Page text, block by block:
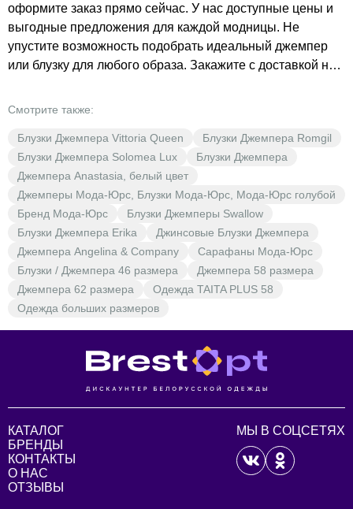
оформите заказ прямо сейчас. У нас доступные цены и
выгодные предложения для каждой модницы. Не
упустите возможность подобрать идеальный джемпер
или блузку для любого образа. Закажите с доставкой на
Добавьте разнообразие в свой гардероб с одеждой от
Смотрите также:
Блузки Джемпера Vittoria Queen
Блузки Джемпера Romgil
Блузки Джемпера Solomea Lux
Блузки Джемпера
Джемпера Anastasia, белый цвет
Джемперы Мода-Юрс, Блузки Мода-Юрс, Мода-Юрс голубой
Бренд Мода-Юрс
Блузки Джемперы Swallow
Блузки Джемпера Erika
Джинсовые Блузки Джемпера
Джемпера Angelina & Company
Сарафаны Мода-Юрс
Блузки / Джемпера 46 размера
Джемпера 58 размера
Джемпера 62 размера
Одежда TAITA PLUS 58
Одежда больших размеров
КАТАЛОГ
БРЕНДЫ
КОНТАКТЫ
О НАС
ОТЗЫВЫ
МЫ В СОЦСЕТЯХ